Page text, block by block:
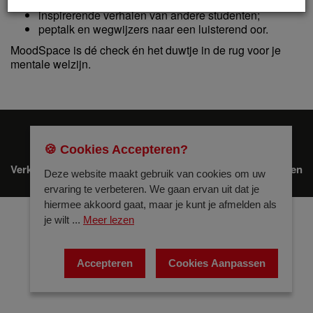
inspirerende verhalen van andere studenten;
peptalk en wegwijzers naar een luisterend oor.
MoodSpace is dé check én het duwtje in de rug voor je
mentale welzijn.
Verkoopsvoorwaarden/Privacybeleid /Cookies Instellingen
🍪 Cookies Accepteren?
Deze website maakt gebruik van cookies om uw
ervaring te verbeteren. We gaan ervan uit dat je
hiermee akkoord gaat, maar je kunt je afmelden als
je wilt ... Meer lezen
Accepteren Cookies Aanpassen